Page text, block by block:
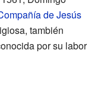
de Jesús
también
por su labor